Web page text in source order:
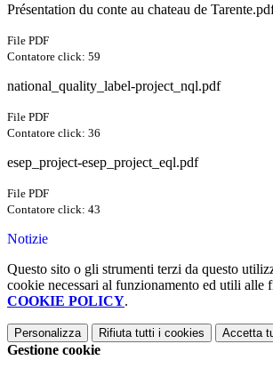
Présentation du conte au chateau de
File PDF
Contatore click: 59
national_quality_label-project_nql.pdf
File PDF
Contatore click: 36
esep_project-esep_project_eql.pdf
File PDF
Contatore click: 43
Notizie
Questo sito o gli strumenti terzi da questo
cookie necessari al funzionamento ed utili alle
COOKIE POLICY.
Personalizza Rifiuta tutti i cookies Accetta
Gestione cookie